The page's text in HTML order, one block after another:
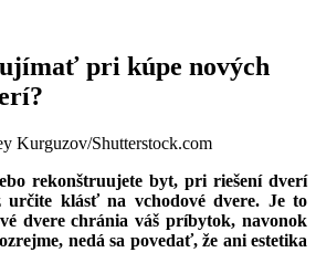
pri kúpe nových
Kurguzov/Shutterstock.com
rekonštruujete byt, pri riešení dverí
určite klásť na vchodové dvere. Je to
dvere chránia váš príbytok, navonok
nedá sa povedať, že ani estetika